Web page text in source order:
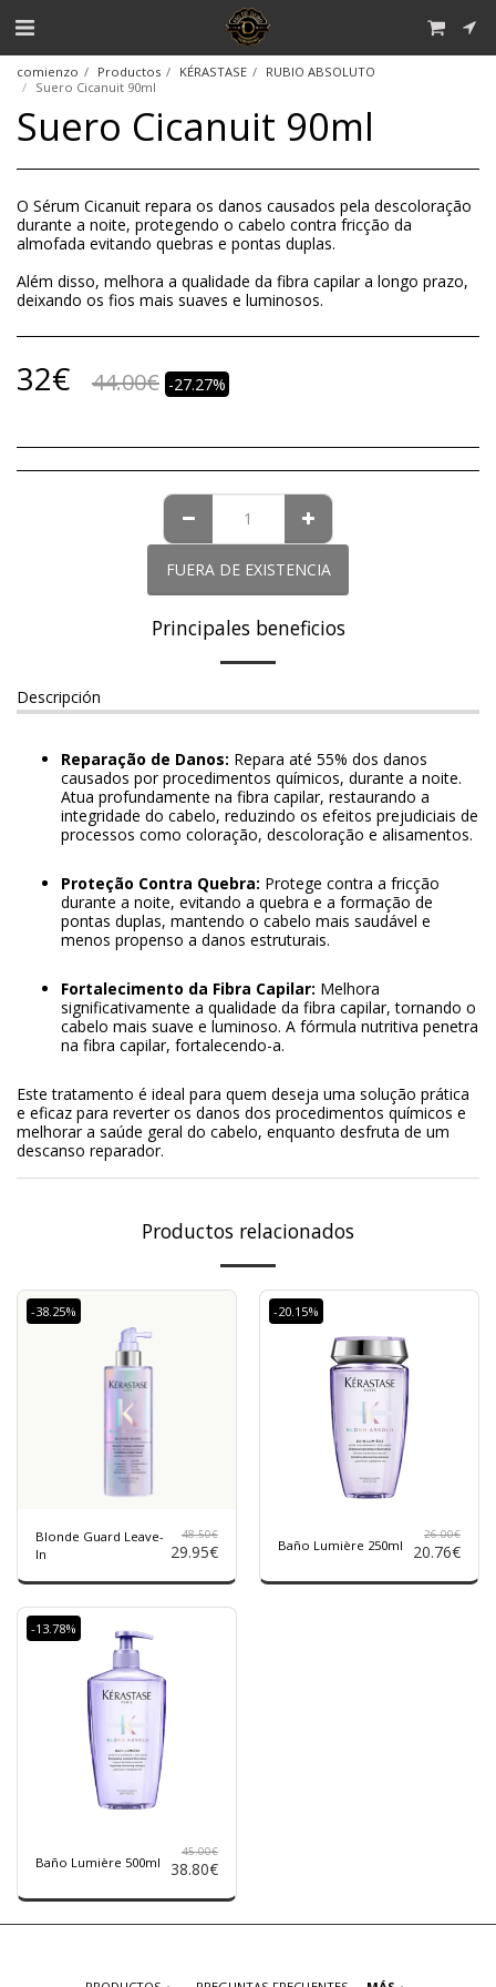
comienzo Productos KÉRASTASE
RUBIO ABSOLUTO
Suero Cicanuit 90ml
Suero Cicanuit 90ml
O Sérum Cicanuit repara os danos causados pela descoloração
durante a noite, protegendo o cabelo contra fricção da
almofada evitando quebras e pontas duplas.
Além disso, melhora a qualidade da fibra capilar a longo prazo,
deixando os fios mais suaves e luminosos.
32€ 44.00€ -27.27%
FUERA DE EXISTENCIA
Principales beneficios
Descripción
Reparação de Danos: Repara até 55% dos danos
causados por procedimentos químicos, durante a noite.
Atua profundamente na fibra capilar, restaurando a
integridade do cabelo, reduzindo os efeitos prejudiciais de
processos como coloração, descoloração e alisamentos.
Proteção Contra Quebra: Protege contra a fricção
durante a noite, evitando a quebra e a formação de
pontas duplas, mantendo o cabelo mais saudável e
menos propenso a danos estruturais.
Fortalecimento da Fibra Capilar: Melhora
significativamente a qualidade da fibra capilar, tornando o
cabelo mais suave e luminoso. A fórmula nutritiva penetra
na fibra capilar, fortalecendo-a.
Este tratamento é ideal para quem deseja uma solução prática
e eficaz para reverter os danos dos procedimentos químicos e
melhorar a saúde geral do cabelo, enquanto desfruta de um
descanso reparador.
Productos relacionados
-38.25%
Blonde Guard Leave-
In
48.50€
29.95€
-20.15%
Baño Lumière 250ml
26.00€
20.76€
-13.78%
Baño Lumière 500ml
45.00€
38.80€